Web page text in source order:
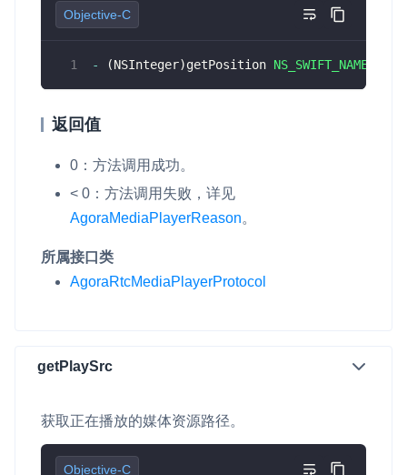
Objective-C
- (NSInteger)getPosition NS_SWIFT_NAME
返回值
0：方法调用成功。
< 0：方法调用失败，详见
AgoraMediaPlayerReason。
所属接口类
AgoraRtcMediaPlayerProtocol
getPlaySrc
获取正在播放的媒体资源路径。
Objective-C